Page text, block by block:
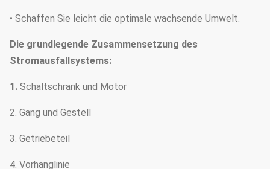
• Schaffen Sie leicht die optimale wachsende Umwelt.
Die grundlegende Zusammensetzung des
Stromausfallsystems:
1. Schaltschrank und Motor
2. Gang und Gestell
3. Getriebeteil
4. Vorhanglinie